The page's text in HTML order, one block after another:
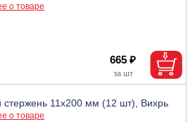
о товаре
665 ₽
стержень 11х200 мм (12 шт), Вихрь
о товаре